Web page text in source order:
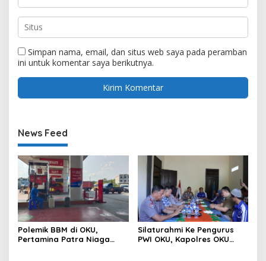
Simpan nama, email, dan situs web saya pada peramban
ini untuk komentar saya berikutnya.
News Feed
Polemik BBM di OKU,
Pertamina Patra Niaga
Silaturahmi Ke Pengurus
PWI OKU, Kapolres OKU